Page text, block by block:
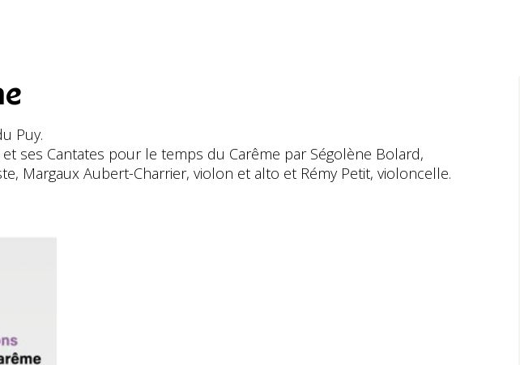
Puy.
ses Cantates pour le temps du Carême par Ségolène Bolard,
Margaux Aubert-Charrier, violon et alto et Rémy Petit, violoncelle.